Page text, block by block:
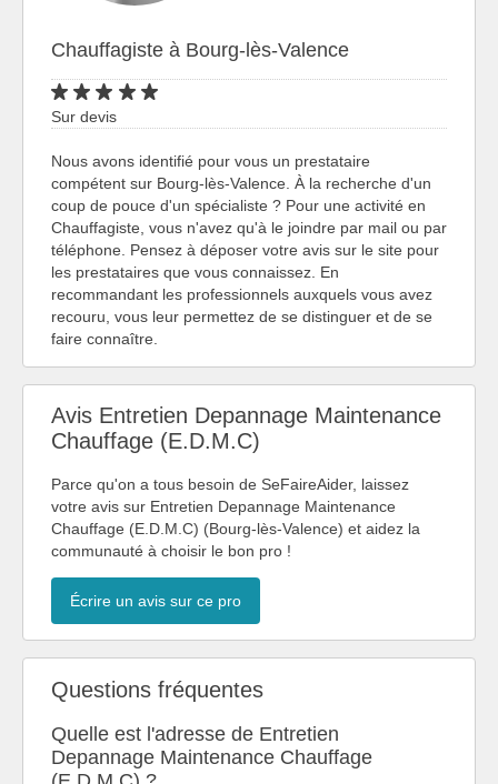
Chauffagiste à Bourg-lès-Valence
Sur devis
Nous avons identifié pour vous un prestataire
compétent sur Bourg-lès-Valence. À la recherche d'un
coup de pouce d'un spécialiste ? Pour une activité en
Chauffagiste, vous n'avez qu'à le joindre par mail ou par
téléphone. Pensez à déposer votre avis sur le site pour
les prestataires que vous connaissez. En
recommandant les professionnels auxquels vous avez
recouru, vous leur permettez de se distinguer et de se
faire connaître.
Avis Entretien Depannage Maintenance
Chauffage (E.D.M.C)
Parce qu'on a tous besoin de SeFaireAider, laissez
votre avis sur Entretien Depannage Maintenance
Chauffage (E.D.M.C) (Bourg-lès-Valence) et aidez la
communauté à choisir le bon pro !
Écrire un avis sur ce pro
Questions fréquentes
Quelle est l'adresse de Entretien
Depannage Maintenance Chauffage